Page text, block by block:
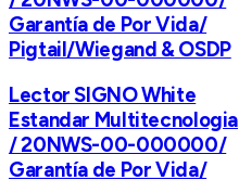
Garantía de Por Vida/
Pigtail/Wiegand & OSDP
Lector SIGNO White
Estandar Multitecnologia
/ 20NWS-00-000000/
Garantía de Por Vida/